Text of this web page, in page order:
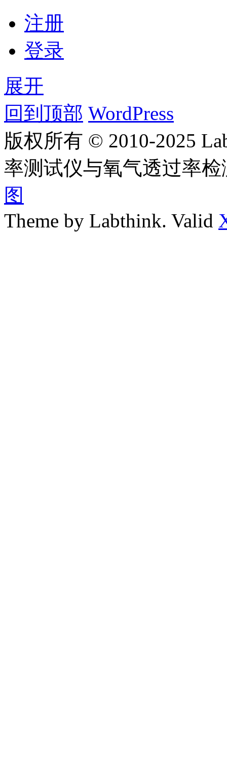
注册
登录
展开
回到顶部 WordPress
版权所有 © 2010-2025
率测试仪与氧气透过率
图
Theme by Labthink. Valid